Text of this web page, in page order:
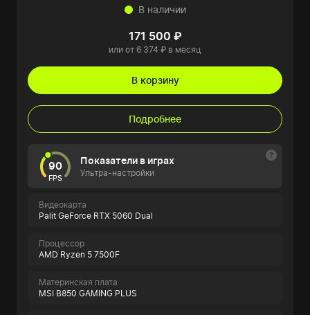
В наличии
171 500 ₽
или от 6 374 ₽ в месяц
В корзину
Подробнее
90
FPS
Показатели в играх
Ультра-настройки
Видеокарта
Palit GeForce RTX 5060 Dual
Процессор
AMD Ryzen 5 7500F
Материнская плата
MSI B850 GAMING PLUS